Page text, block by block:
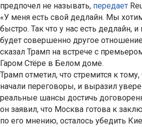
предпочел не называть, передает
«У меня есть свой дедлайн. Мы
быстро. Так что у нас есть дедлайн, и
будет совершенно другое
сказал Трамп на встрече с
Гаром Стёре в Белом доме.
Трамп отметил, что стремится к
начали переговоры, и выразил
реальные шансы достичь
он заявил, что Москва готова к
по его мнению, осталось убедить